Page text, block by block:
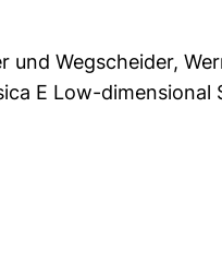
undWegscheider,
E Low-dimensional